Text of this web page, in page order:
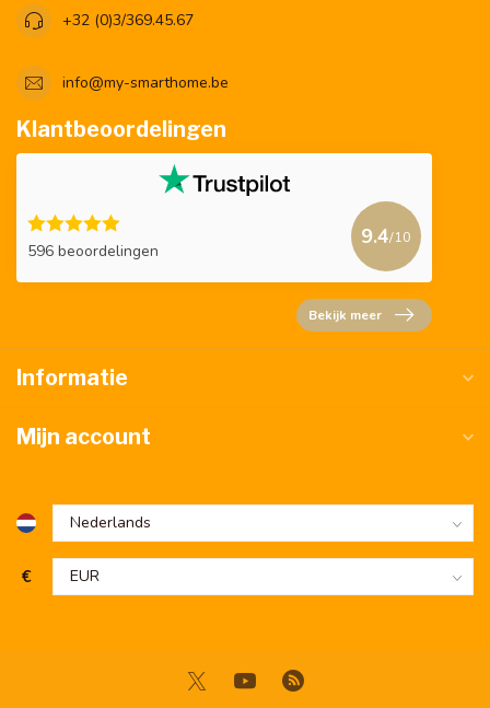
+32 (0)3/369.45.67
info@my-smarthome.be
Klantbeoordelingen
596 beoordelingen
9.4/10
Bekijk meer
Informatie
Mijn account
€